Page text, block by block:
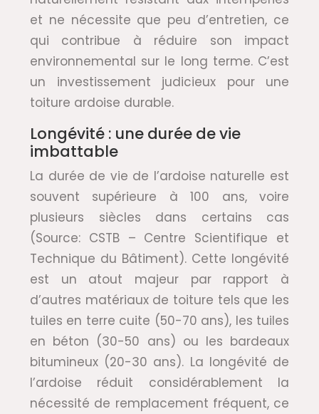
et ne nécessite que peu d’entretien, ce
qui contribue à réduire son impact
environnemental sur le long terme. C’est
un investissement judicieux pour une
toiture ardoise durable.
Longévité : une durée de vie
imbattable
La durée de vie de l’ardoise naturelle est
souvent supérieure à 100 ans, voire
plusieurs siècles dans certains cas
(Source: CSTB – Centre Scientifique et
Technique du Bâtiment). Cette longévité
est un atout majeur par rapport à
d’autres matériaux de toiture tels que les
tuiles en terre cuite (50-70 ans), les tuiles
en béton (30-50 ans) ou les bardeaux
bitumineux (20-30 ans). La longévité de
l’ardoise réduit considérablement la
nécessité de remplacement fréquent, ce